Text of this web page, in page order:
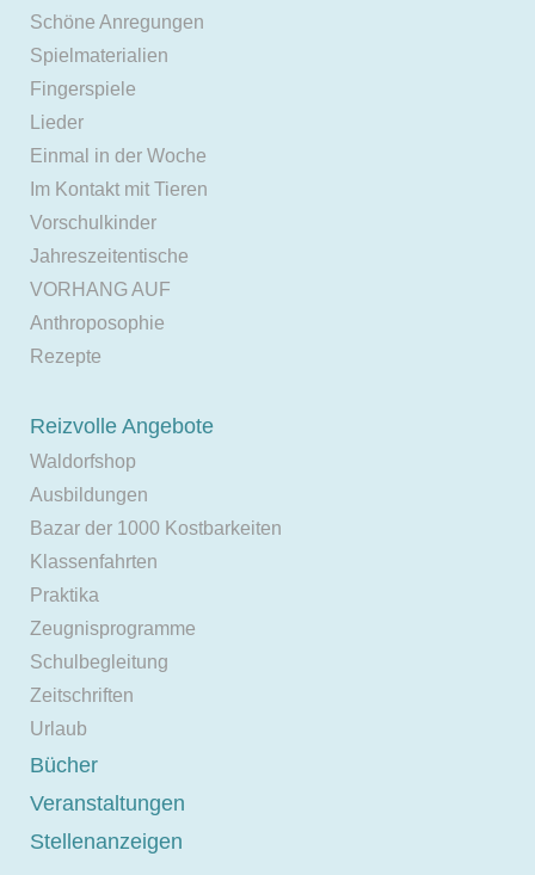
Schöne Anregungen
Spielmaterialien
Fingerspiele
Lieder
Einmal in der Woche
Im Kontakt mit Tieren
Vorschulkinder
Jahreszeitentische
VORHANG AUF
Anthroposophie
Rezepte
Reizvolle Angebote
Waldorfshop
Ausbildungen
Bazar der 1000 Kostbarkeiten
Klassenfahrten
Praktika
Zeugnisprogramme
Schulbegleitung
Zeitschriften
Urlaub
Bücher
Veranstaltungen
Stellenanzeigen